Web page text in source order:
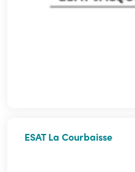
ESAT La Courbaisse